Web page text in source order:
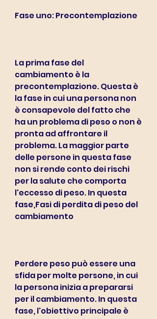
Fase uno: Precontemplazione
La prima fase del
cambiamento è la
precontemplazione. Questa è
la fase in cui una persona non
è consapevole del fatto che
ha un problema di peso o non è
pronta ad affrontare il
problema. La maggior parte
delle persone in questa fase
non si rende conto dei rischi
per la salute che comporta
l'eccesso di peso. In questa
fase,Fasi di perdita di peso del
cambiamento
Perdere peso può essere una
sfida per molte persone, in cui
la persona inizia a prepararsi
per il cambiamento. In questa
fase, l'obiettivo principale è